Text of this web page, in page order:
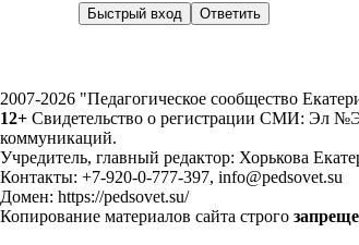
2007-2026 "Педагогическое сообщество
12+ Свидетельство о регистрации СМИ: Эл
коммуникаций.
Учредитель, главный редактор: Хорькова
Контакты: +7-920-0-777-397, info@pedsovet.su
Домен: https://pedsovet.su/
Копирование материалов сайта строго